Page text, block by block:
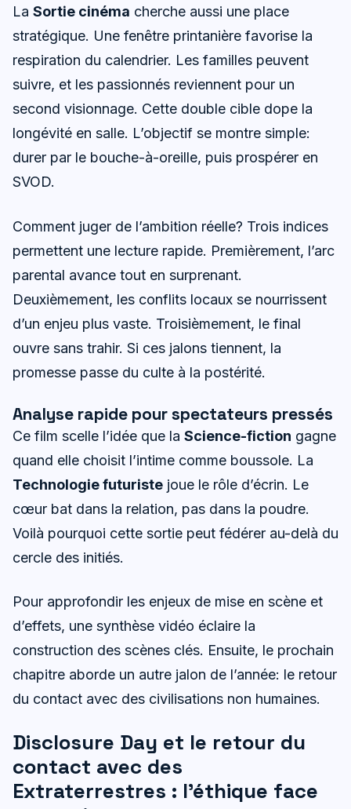
La Sortie cinéma cherche aussi une place
stratégique. Une fenêtre printanière favorise la
respiration du calendrier. Les familles peuvent
suivre, et les passionnés reviennent pour un
second visionnage. Cette double cible dope la
longévité en salle. L’objectif se montre simple:
durer par le bouche-à-oreille, puis prospérer en
SVOD.
Comment juger de l’ambition réelle? Trois indices
permettent une lecture rapide. Premièrement, l’arc
parental avance tout en surprenant.
Deuxièmement, les conflits locaux se nourrissent
d’un enjeu plus vaste. Troisièmement, le final
ouvre sans trahir. Si ces jalons tiennent, la
promesse passe du culte à la postérité.
Analyse rapide pour spectateurs pressés
Ce film scelle l’idée que la Science-fiction gagne
quand elle choisit l’intime comme boussole. La
Technologie futuriste joue le rôle d’écrin. Le
cœur bat dans la relation, pas dans la poudre.
Voilà pourquoi cette sortie peut fédérer au-delà du
cercle des initiés.
Pour approfondir les enjeux de mise en scène et
d’effets, une synthèse vidéo éclaire la
construction des scènes clés. Ensuite, le prochain
chapitre aborde un autre jalon de l’année: le retour
du contact avec des civilisations non humaines.
Disclosure Day et le retour du
contact avec des
Extraterrestres : l’éthique face